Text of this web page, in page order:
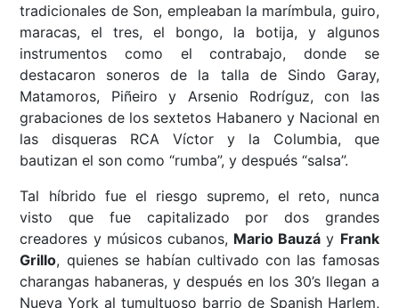
tradicionales de Son, empleaban la marímbula, guiro,
maracas, el tres, el bongo, la botija, y algunos
instrumentos como el contrabajo, donde se
destacaron soneros de la talla de Sindo Garay,
Matamoros, Piñeiro y Arsenio Rodríguz, con las
grabaciones de los sextetos Habanero y Nacional en
las disqueras RCA Víctor y la Columbia, que
bautizan el son como “rumba”, y después “salsa”.
Tal híbrido fue el riesgo supremo, el reto, nunca
visto que fue capitalizado por dos grandes
creadores y músicos cubanos, Mario Bauzá y Frank
Grillo, quienes se habían cultivado con las famosas
charangas habaneras, y después en los 30’s llegan a
Nueva York al tumultuoso barrio de Spanish Harlem,